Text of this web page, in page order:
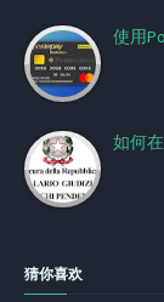
使用
如何
猜你喜欢